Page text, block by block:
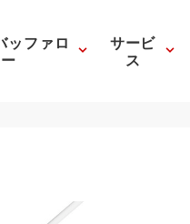
ッファロ
ー
サービ
ス